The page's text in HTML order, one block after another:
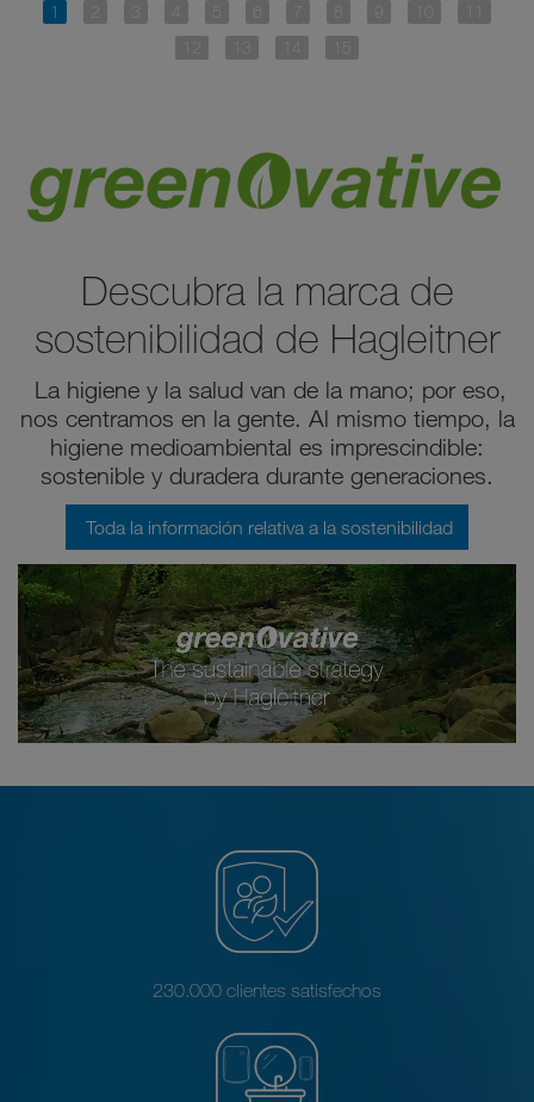
Descubra la marca de
sostenibilidad de Hagleitner
La higiene y la salud van de la mano; por eso,
nos centramos en la gente. Al mismo tiempo, la
higiene medioambiental es imprescindible:
sostenible y duradera durante generaciones.
Toda la información relativa a la sostenibilidad
230.000 clientes satisfechos